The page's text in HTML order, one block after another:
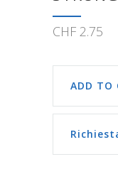
CHF 2.75
ADD TO